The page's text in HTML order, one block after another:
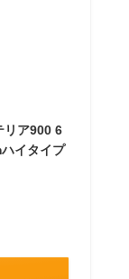
リア900 6
イタイプ